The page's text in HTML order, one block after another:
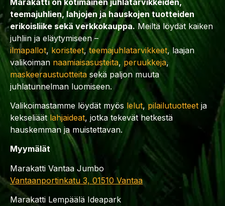
teemajuhlien, lahjojen ja hauskojen tuotteiden
erikoisliike sekä verkkokauppa. Meiltä löydät kaiken
juhliin ja eläytymiseen –
ilmapallot, koristeet,teemajuhlatarvikkeet, laajan
valikoiman naamiaisasusteita, peruukkeja,
maskeeraustuotteita sekä paljon muuta
juhlatunnelman luomiseen.
Valikoimastamme löydät myös lelut,pilailutuotteet ja
kekseliäät lahjaideat, jotka tekevät hetkestä
hauskemman ja muistettavan.
Myymälät
Marakatti Vantaa Jumbo
Vantaanportinkatu 3, 01510 Vantaa
Marakatti Lempäälä Ideapark